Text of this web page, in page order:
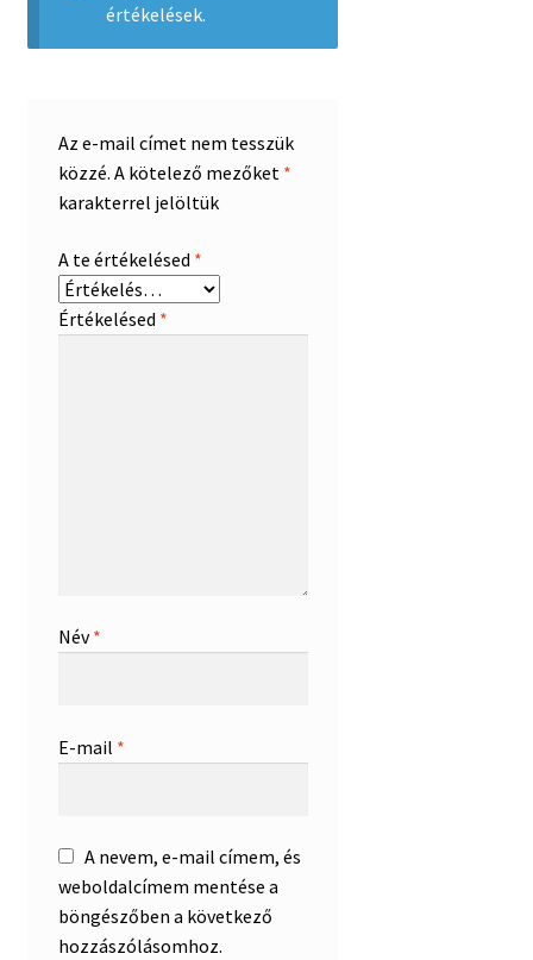
értékelések.
Az e-mail címet nem tesszük
közzé. A kötelező mezőket *
karakterrel jelöltük
A te értékelésed *
Értékelésed *
Név*
E-mail *
A nevem, e-mail címem, és
weboldalcímem mentése a
böngészőben a következő
hozzászólásomhoz.